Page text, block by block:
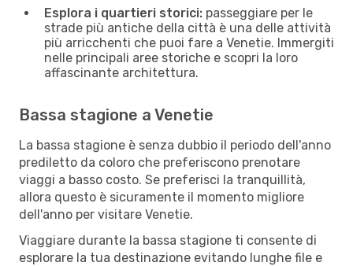
Esplora i quartieri storici: passeggiare per le
strade più antiche della città è una delle attività
più arricchenti che puoi fare a Venetie. Immergiti
nelle principali aree storiche e scopri la loro
affascinante architettura.
Bassa stagione a Venetie
La bassa stagione è senza dubbio il periodo dell'anno
prediletto da coloro che preferiscono prenotare
viaggi a basso costo. Se preferisci la tranquillità,
allora questo è sicuramente il momento migliore
dell'anno per visitare Venetie.
Viaggiare durante la bassa stagione ti consente di
esplorare la tua destinazione evitando lunghe file e